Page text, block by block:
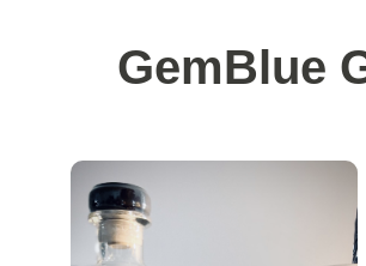
GemBlue